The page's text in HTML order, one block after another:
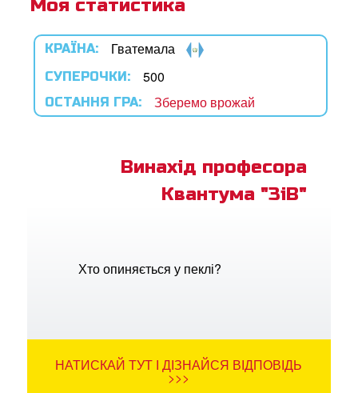
Моя статистика
КРАЇНА: Гватемала
СУПЕРОЧКИ: 500
ОСТАННЯ ГРА: Зберемо врожай
Винахід професора
Квантума "ЗіВ"
Хто опиняється у пеклі?
НАТИСКАЙ ТУТ І ДІЗНАЙСЯ ВІДПОВІДЬ
>>>